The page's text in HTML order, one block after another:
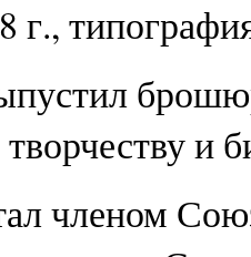
г.,
и
членом